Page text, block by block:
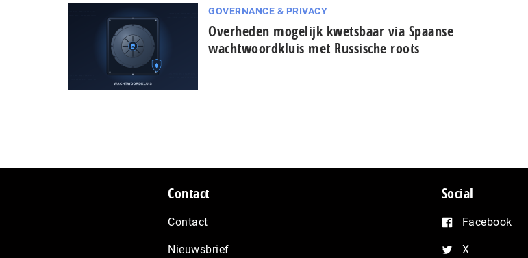
GOVERNANCE & PRIVACY
Overheden mogelijk kwetsbaar via Spaanse
wacht­woord­kluis met Russische roots
Contact
Contact
Nieuwsbrief
Social
Facebook
X